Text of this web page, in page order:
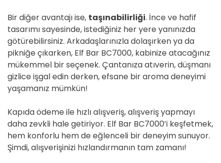
Bir diğer avantajı ise, taşınabilirliği. İnce ve hafif
tasarımı sayesinde, istediğiniz her yere yanınızda
götürebilirsiniz. Arkadaşlarınızla dolaşırken ya da
pikniğe çıkarken, Elf Bar BC7000, kabinize atacağınız
mükemmel bir seçenek. Çantanıza atıverin, düşmanı
gizlice işgal edin derken, efsane bir aroma deneyimi
yaşamanız mümkün!
Kapıda ödeme ile hızlı alışveriş, alışveriş yapmayı
daha zevkli hale getiriyor. Elf Bar BC7000’i keşfetmek,
hem konforlu hem de eğlenceli bir deneyim sunuyor.
Şimdi, alışverişinizi hızlandırmanın tam zamanı!